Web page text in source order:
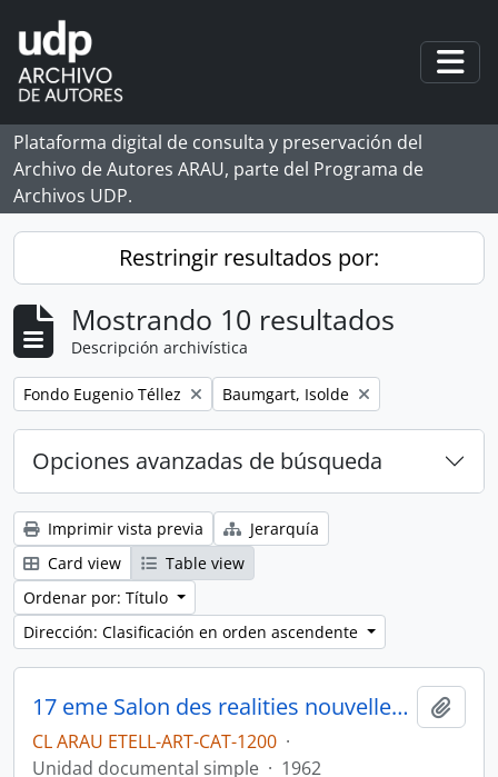
Skip to main content
Plataforma digital de consulta y preservación del
Archivo de Autores ARAU, parte del Programa de
Archivos UDP.
Restringir resultados por:
Mostrando 10 resultados
Descripción archivística
Remove filter:
Fondo Eugenio Téllez Remove filter:
Baumgart, Isolde
Opciones avanzadas de búsqueda
Imprimir vista previa
Jerarquía
Card view
Table view
Ordenar por: Título
Dirección: Clasificación en orden ascendente
17 eme Salon des realities nouvelles du 7 au 29 avril 1962
CL ARAU ETELL-ART-CAT-1200 ·
Unidad documental simple · 1962